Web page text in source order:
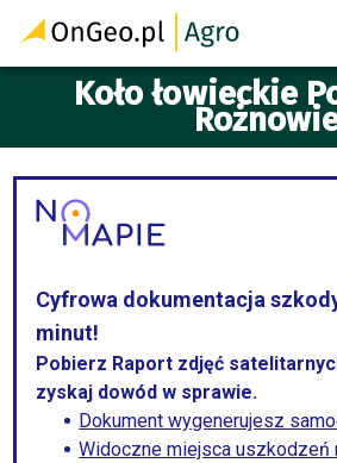
Koło łowieckie
Cyfrowa dokumentacja
minut!
Pobierz Raport zdjęć
zyskaj dowód w sprawie.
Dokument wygenerujesz
Widoczne miejsca uszkodzeń